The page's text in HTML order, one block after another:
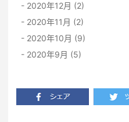
2020年12月 (2)
2020年11月 (2)
2020年10月 (9)
2020年9月 (5)